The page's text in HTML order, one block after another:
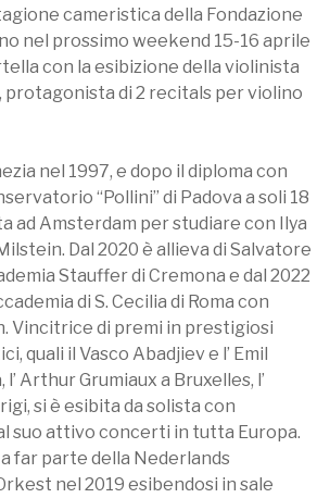
cameristica della Fondazione
nel prossimo weekend 15-16 aprile
con la esibizione della violinista
protagonista di 2 recitals per violino
nel 1997, e dopo il diploma con
“Pollini” di Padova a soli 18
ad Amsterdam per studiare con Ilya
Dal 2020 è allieva di Salvatore
Stauffer di Cremona e dal 2022
di S. Cecilia di Roma con
Vincitrice di premi in prestigiosi
quali il Vasco Abadjiev e l’ Emil
Arthur Grumiaux a Bruxelles, l’
si è esibita da solista con
suo attivo concerti in tutta Europa.
far parte della Nederlands
nel 2019 esibendosi in sale